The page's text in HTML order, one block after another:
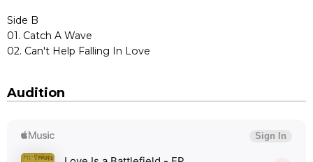
Side B
01. Catch A Wave
02. Can't Help Falling In Love
Audition